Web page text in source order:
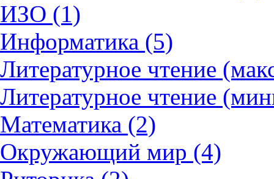
ИЗО (1)
Информатика (5)
Литературное чтение
Литературное чтение
Математика (2)
Окружающий мир (4)